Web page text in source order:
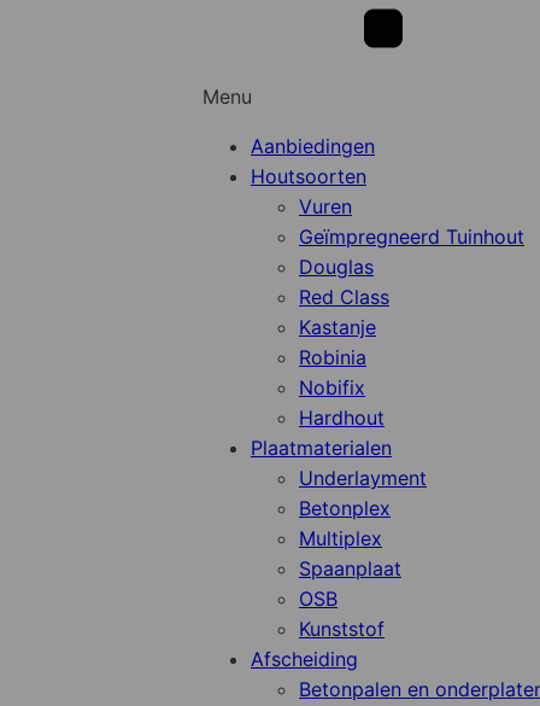
Menu
Aanbiedingen
Houtsoorten
Vuren
Geïmpregneerd Tuinhout
Douglas
Red Class
Kastanje
Robinia
Nobifix
Hardhout
Plaatmaterialen
Underlayment
Betonplex
Multiplex
Spaanplaat
OSB
Kunststof
Afscheiding
Betonpalen en